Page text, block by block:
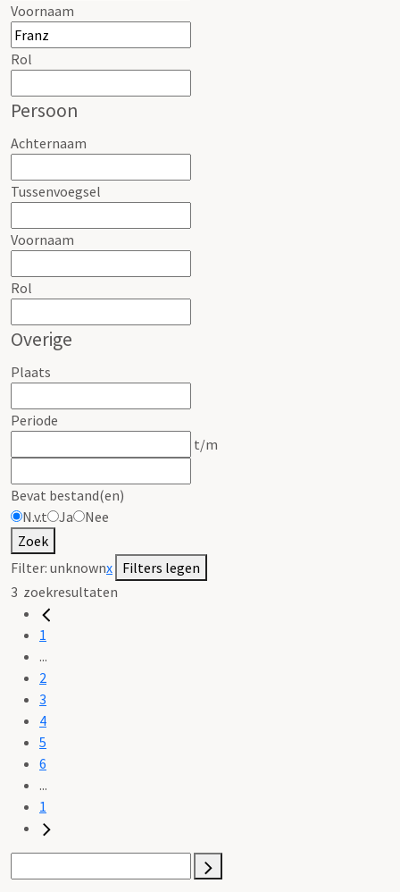
Voornaam
Rol
Persoon
Achternaam
Tussenvoegsel
Voornaam
Rol
Overige
Plaats
Periode
t/m
Bevat bestand(en)
N.v.t
Ja
Nee
Zoek
Filter: unknownx Filters legen
3 zoekresultaten
1
...
2
3
4
5
6
...
1